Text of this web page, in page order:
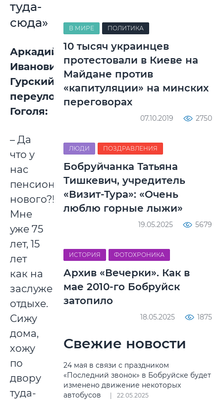
туда-
сюда»
Аркадий
Иванович
Гурский,
переулок
Гоголя:
– Да
что у
нас
пенсионеров
нового?!
Мне
уже 75
лет, 15
лет
как на
заслуженном
отдыхе.
Сижу
дома,
хожу
по
двору
туда-
В МИРЕ ПОЛИТИКА
10 тысяч украинцев
протестовали в Киеве на
Майдане против
«капитуляции» на минских
переговорах
07.10.2019 2750
ЛЮДИ ПОЗДРАВЛЕНИЯ
Бобруйчанка Татьяна
Тишкевич, учредитель
«Визит-Тура»: «Очень
люблю горные лыжи»
19.05.2025 5679
ИСТОРИЯ ФОТОХРОНИКА
Архив «Вечерки». Как в
мае 2010-го Бобруйск
затопило
18.05.2025 1875
Свежие новости
24 мая в связи с праздником
«Последний звонок» в Бобруйске будет
изменено движение некоторых
автобусов
22.05.2025